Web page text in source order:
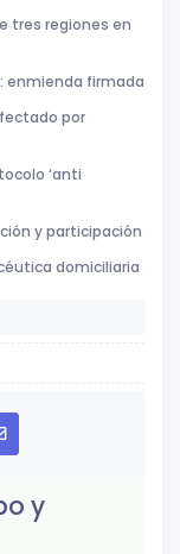
tres regiones en
enmienda firmada
por
‘anti
y participación
domiciliaria
y